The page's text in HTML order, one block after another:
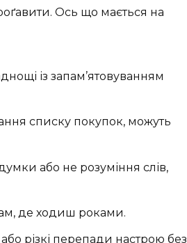
Ось що мається на
із запам’ятовуванням
списку покупок, можуть
або не розуміння слів,
де ходиш роками.
різкі перепади настрою без